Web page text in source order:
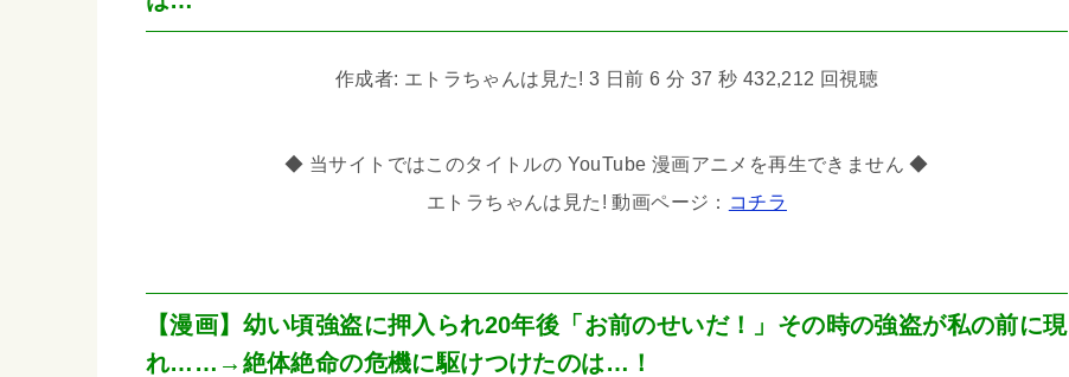
作成者: エトラちゃんは見た! 3 日前 6 分 37 秒 432,212 回視聴
◆ 当サイトではこのタイトルの YouTube 漫画アニメを再生できません ◆
エトラちゃんは見た! 動画ページ： コチラ
【漫画】幼い頃強盗に押入られ20年後「お前のせいだ！」その時の強盗が私の前に現
れ……→絶体絶命の危機に駆けつけたのは…！